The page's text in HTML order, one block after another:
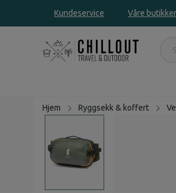
Kundeservice Våre butikker
Hjem Ryggsekk & koffert